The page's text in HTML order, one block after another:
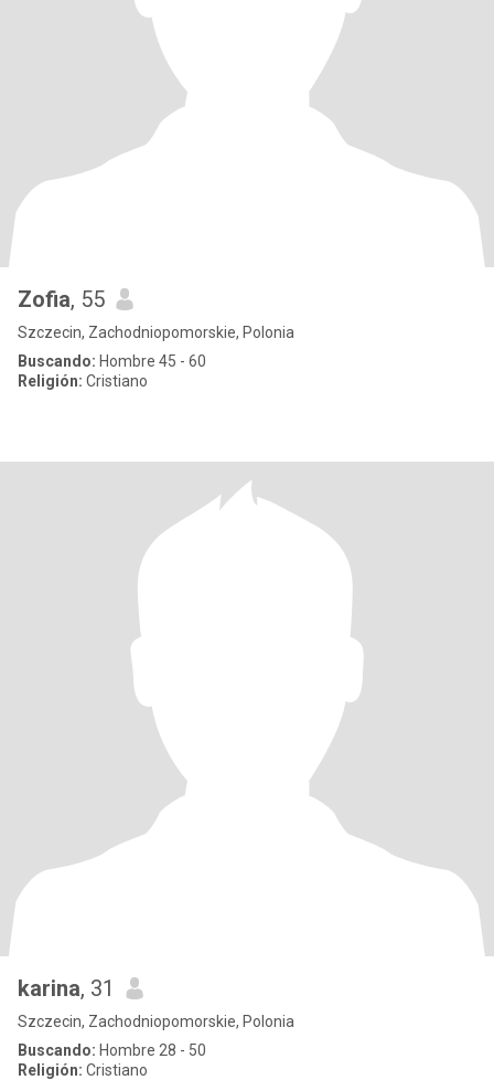
Zofia, 55
Szczecin, Zachodniopomorskie, Polonia
Buscando: Hombre 45 - 60
Religión: Cristiano
karina, 31
Szczecin, Zachodniopomorskie, Polonia
Buscando: Hombre 28 - 50
Religión: Cristiano